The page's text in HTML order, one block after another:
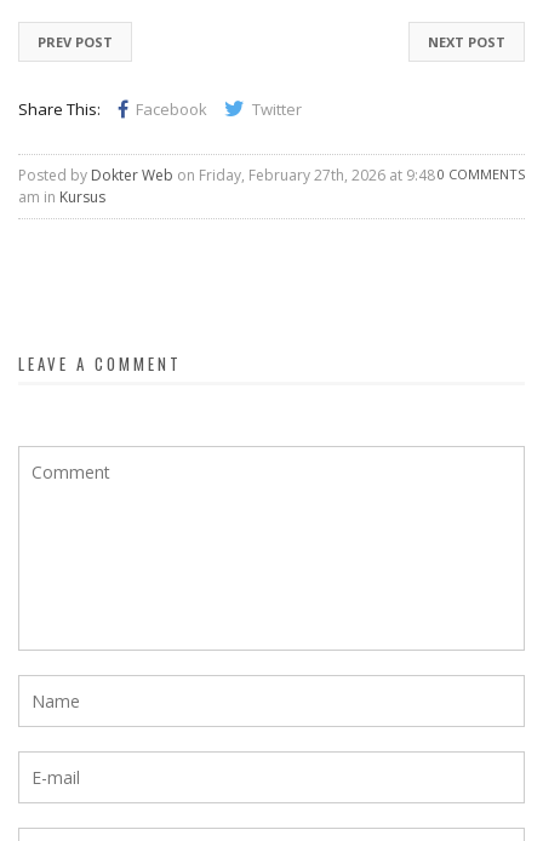
NEXT POST
PREV POST
Share This: Facebook Twitter
0 COMMENTS
Posted by Dokter Web on Friday, February 27th, 2026 at 9:48
am in Kursus
LEAVE A COMMENT